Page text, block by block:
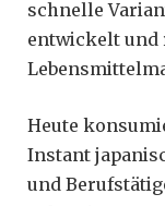
schnelle
entwickelt und
Heute
Instant
und